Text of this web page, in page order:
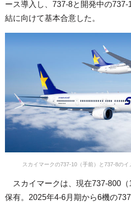
ース導入し、737-8と開発中の
結に向けて基本合意した。
スカイマークの737-10（手前）と737-8のイ
スカイマークは、現在737-800（
保有。2025年4-6月期から6機の